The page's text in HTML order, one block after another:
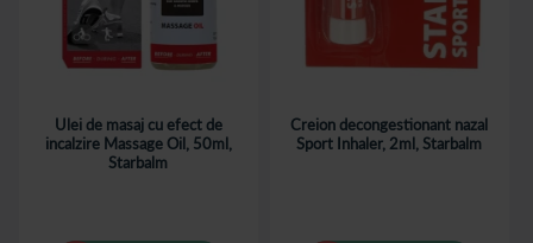
Ulei de masaj cu efect de
incalzire Massage Oil, 50ml,
Starbalm
Creion decongestionant nazal
Sport Inhaler, 2ml, Starbalm